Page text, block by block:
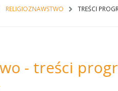
RELIGIOZNAWSTWO TREŚCI
- treści